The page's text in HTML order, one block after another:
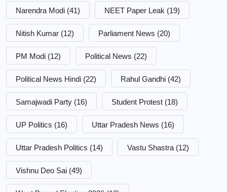
Narendra Modi (41) NEET Paper Leak (19)
Nitish Kumar (12) Parliament News (20)
PM Modi (12) Political News (22)
Political News Hindi (22) Rahul Gandhi (42)
Samajwadi Party (16) Student Protest (18)
UP Politics (16) Uttar Pradesh News (16)
Uttar Pradesh Politics (14) Vastu Shastra (12)
Vishnu Deo Sai (49)